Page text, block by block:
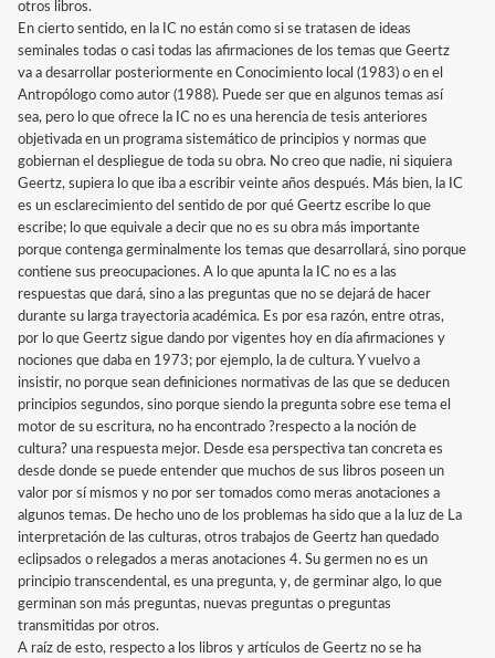
otros libros.
En cierto sentido, en la IC no están como si se tratasen de ideas
seminales todas o casi todas las afirmaciones de los temas que Geertz
va a desarrollar posteriormente en Conocimiento local (1983) o en el
Antropólogo como autor (1988). Puede ser que en algunos temas así
sea, pero lo que ofrece la IC no es una herencia de tesis anteriores
objetivada en un programa sistemático de principios y normas que
gobiernan el despliegue de toda su obra. No creo que nadie, ni siquiera
Geertz, supiera lo que iba a escribir veinte años después. Más bien, la IC
es un esclarecimiento del sentido de por qué Geertz escribe lo que
escribe; lo que equivale a decir que no es su obra más importante
porque contenga germinalmente los temas que desarrollará, sino porque
contiene sus preocupaciones. A lo que apunta la IC no es a las
respuestas que dará, sino a las preguntas que no se dejará de hacer
durante su larga trayectoria académica. Es por esa razón, entre otras,
por lo que Geertz sigue dando por vigentes hoy en día afirmaciones y
nociones que daba en 1973; por ejemplo, la de cultura. Y vuelvo a
insistir, no porque sean definiciones normativas de las que se deducen
principios segundos, sino porque siendo la pregunta sobre ese tema el
motor de su escritura, no ha encontrado ?respecto a la noción de
cultura? una respuesta mejor. Desde esa perspectiva tan concreta es
desde donde se puede entender que muchos de sus libros poseen un
valor por sí mismos y no por ser tomados como meras anotaciones a
algunos temas. De hecho uno de los problemas ha sido que a la luz de La
interpretación de las culturas, otros trabajos de Geertz han quedado
eclipsados o relegados a meras anotaciones 4. Su germen no es un
principio transcendental, es una pregunta, y, de germinar algo, lo que
germinan son más preguntas, nuevas preguntas o preguntas
transmitidas por otros.
A raíz de esto, respecto a los libros y artículos de Geertz no se ha